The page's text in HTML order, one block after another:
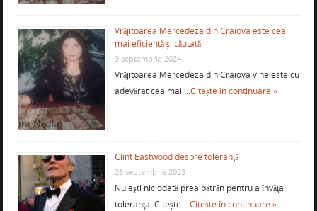
Vrăjitoarea Mercedeza din Craiova este cea
mai eficientă şi căutată
9 septembrie 2024
Vrăjitoarea Mercedeza din Craiova vine este cu
adevărat cea mai …Citește în continuare »
Clint Eastwood despre toleranţă
26 septembrie 2023
Nu eşti niciodată prea bătrân pentru a învăţa
toleranţa. Citește …Citește în continuare »